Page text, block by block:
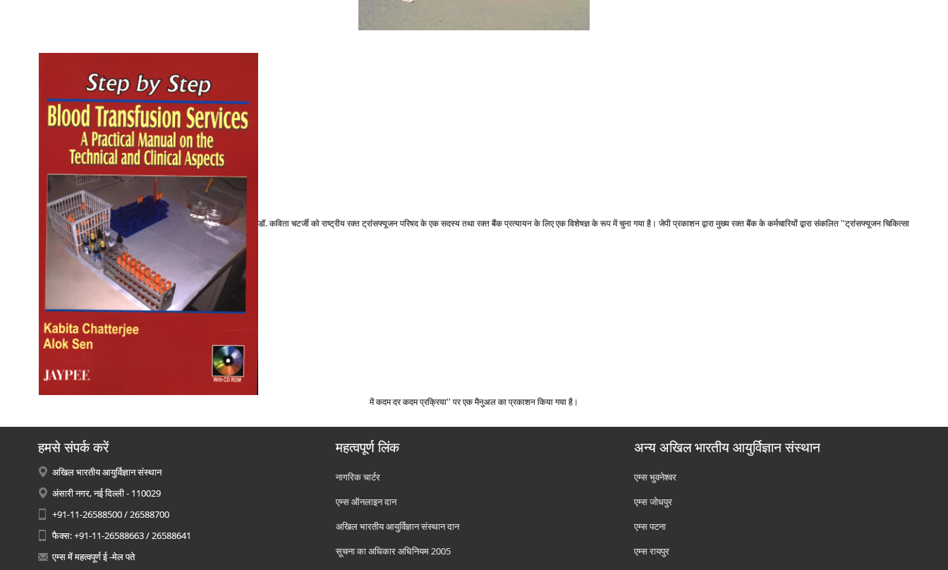
डॉ. कविता चटर्जी को राष्‍ट्रीय रक्‍त ट्रांसफ्यूजन परिषद के एक सदस्‍य तथा रक्‍त बैंक प्रत्‍यायन के लिए एक विशेषज्ञ के रूप में चुना गया है। जेपी प्रकाशन द्वारा मुख्‍य रक्‍त बैंक के कर्मचारियों द्वारा संकलित ''ट्रांसफ्यूजन चिकित्‍सा
में कदम दर कदम प्रक्रिया'' पर एक मैनुअल का प्रकाशन किया गया है।
हमसे संपर्क करें
अखिल भारतीय आयुर्विज्ञान संस्थान
अंसारी नगर, नई दिल्ली - 110029
+91-11-26588500 / 26588700
फैक्स: +91-11-26588663 / 26588641
एम्स में महत्वपूर्ण ई -मेल पते
महत्वपूर्ण लिंक
नागरिक चार्टर
एम्स ऑनलाइन दान
अखिल भारतीय आयुर्विज्ञान संस्थान दान
सूचना का अधिकार अधिनियम 2005
अन्य अखिल भारतीय आयुर्विज्ञान संस्थान
एम्‍स भुवनेश्वर
एम्‍स जोधपुर
एम्‍स पटना
एम्‍स रायपुर